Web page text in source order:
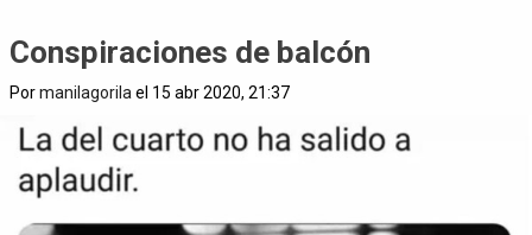
Conspiraciones de balcón
Pormanilagorila el 15 abr 2020, 21:37